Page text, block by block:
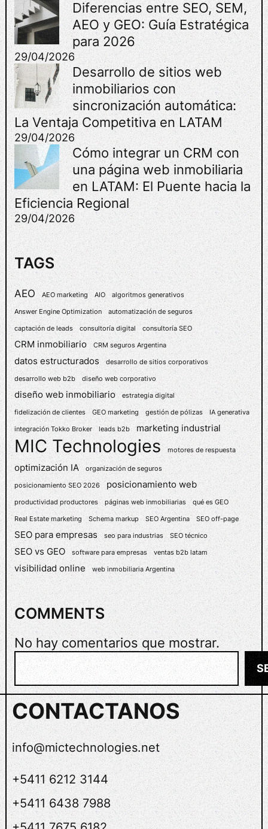
R
K
E
T
I
N
G
D
I
G
I
T
A
L
P
A
R
A
E
M
P
R
E
S
A
S
I
N
D
U
S
T
R
I
A
L
E
S
:
D
I
G
I
T
A
L
I
Z
A
N
D
O
L
A
P
L
A
N
T
A
Diferencias entre SEO, SEM,
AEO y GEO: Guía Estratégica
para 2026
29/04/2026
Desarrollo de sitios web
inmobiliarios con
sincronización automática:
La Ventaja Competitiva en LATAM
29/04/2026
Cómo integrar un CRM con
una página web inmobiliaria
en LATAM: El Puente hacia la
Eficiencia Regional
29/04/2026
TAGS
AEO AEO marketing AIO algoritmos generativos
Answer Engine Optimization automatización de seguros
captación de leads consultoría digital consultoría SEO
CRM inmobiliario CRM seguros Argentina
datos estructurados desarrollo de sitios corporativos
desarrollo web b2b diseño web corporativo
diseño web inmobiliario estrategia digital
fidelización de clientes GEO marketing gestión de pólizas IA generativa
integración Tokko Broker leads b2b marketing industrial
MIC Technologies motores de respuesta
optimización IA organización de seguros
posicionamiento SEO 2026 posicionamiento web
productividad productores páginas web inmobiliarias qué es GEO
Real Estate marketing Schema markup SEO Argentina SEO off-page
SEO para empresas seo para industrias SEO técnico
SEO vs GEO software para empresas ventas b2b latam
visibilidad online web inmobiliaria Argentina
COMMENTS
No hay comentarios que mostrar.
B
u
s
c
a
r
CONTACTANOS
info@mictechnologies.net
+5411 6212 3144
+5411 6438 7988